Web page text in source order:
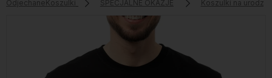
OdjechaneKoszulki SPECJALNE OKAZJE Koszulki na